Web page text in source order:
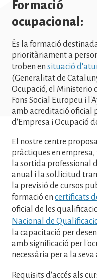
Formació
ocupacional:
És la formació
prioritàriament a
troben en situació d'atur
(Generalitat de
Ocupació, el Ministerio
Fons Social Europeu i
amb acreditació oficial
d'Empresa i Ocupació
El nostre centre
pràctiques en
la sortida professional
anual i la sol.licitud
la previsió de cursos
formació en certificats
oficial de les
Nacional de
la capacitació per
amb significació per
necessària per a la
Requisits d'accés als